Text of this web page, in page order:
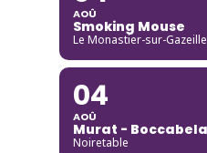
AOÛ
Smoking Mouse
Le Monastier-sur-Gazeille
04
AOÛ
Murat -
Noiretable